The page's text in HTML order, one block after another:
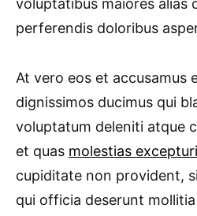
voluptatibus maiores alias
perferendis doloribus
At vero eos et accusamus
dignissimos ducimus qui
voluptatum deleniti atque
et quas molestias
cupiditate non provident,
qui officia deserunt